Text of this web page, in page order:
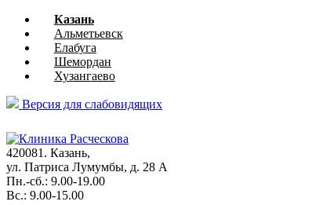
Казань
Альметьевск
Елабуга
Шемордан
Хузангаево
Версия для слабовидящих
420081. Казань,
ул. Патриса Лумумбы, д. 28 А
Пн.-сб.: 9.00-19.00
Вс.: 9.00-15.00